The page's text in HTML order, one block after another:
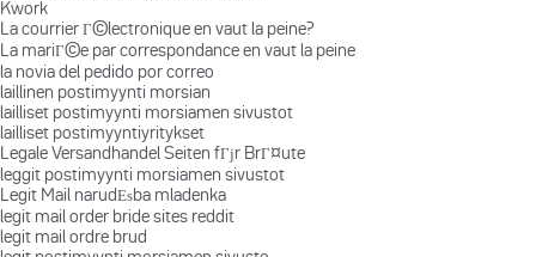
Kwork
La courrier Г©lectronique en vaut la peine?
La mariГ©e par correspondance en vaut la peine
la novia del pedido por correo
laillinen postimyynti morsian
lailliset postimyynti morsiamen sivustot
lailliset postimyyntiyritykset
Legale Versandhandel Seiten fГјr BrГ¤ute
leggit postimyynti morsiamen sivustot
Legit Mail narudЕѕba mladenka
legit mail order bride sites reddit
legit mail ordre brud